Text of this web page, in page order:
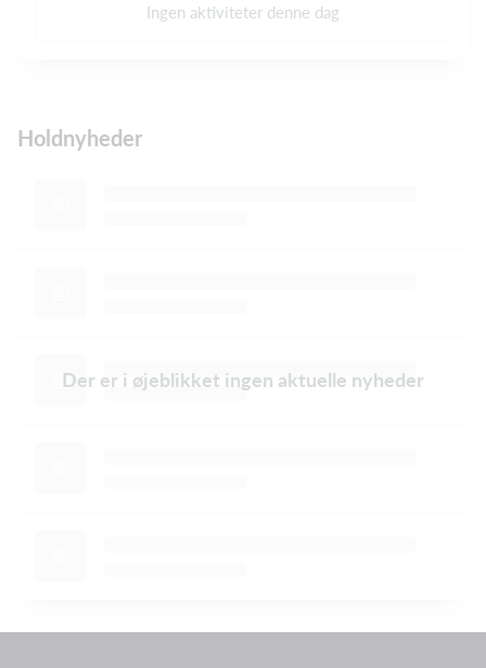
Ingen aktiviteter denne dag
Holdnyheder
Der er i øjeblikket ingen aktuelle nyheder